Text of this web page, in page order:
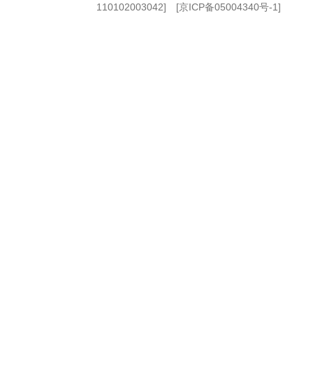
110102003042] [京ICP备05004340号-1]